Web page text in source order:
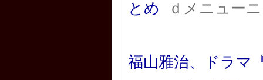
とめ
ｄメニュー
福山雅治、ドラマ